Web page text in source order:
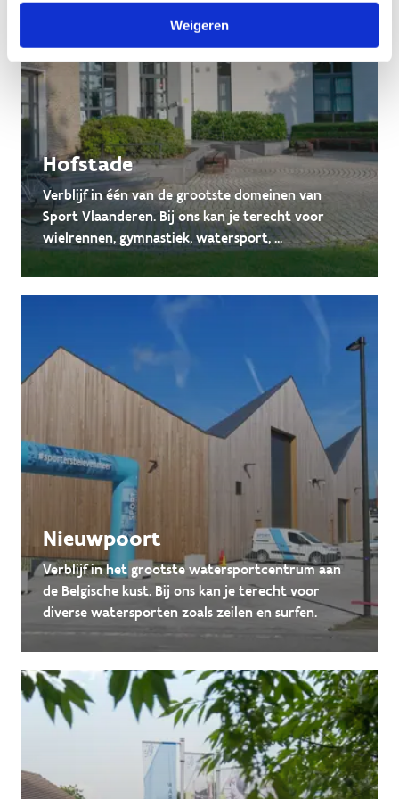
Weigeren
Hofstade
Verblijf in één van de grootste domeinen van
Sport Vlaanderen. Bij ons kan je terecht voor
wielrennen, gymnastiek, watersport, ...
Nieuwpoort
Verblijf in het grootste watersportcentrum aan
de Belgische kust. Bij ons kan je terecht voor
diverse watersporten zoals zeilen en surfen.